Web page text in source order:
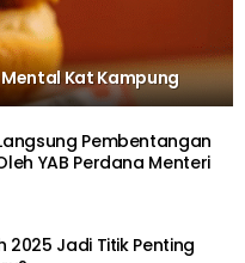
Kat Kampung
Pembentangan
YAB Perdana Menteri
2025 Jadi Titik Penting